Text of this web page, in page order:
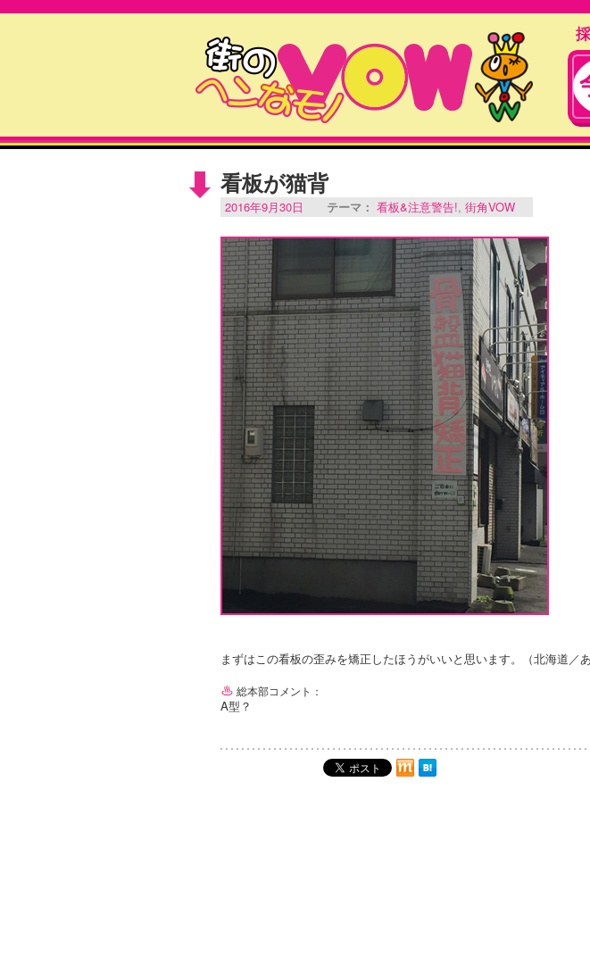
看板が猫背
2016年9月30日 テーマ： 看板&注意警告!, 街角VOW
まずはこの看板の歪みを矯正したほうがいいと思います。（北海道／
総本部コメント：
A型？